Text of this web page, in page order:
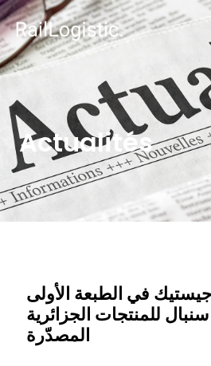
Actualités
في الطبعة الأولى
للمنتجات الجزائرية
المصدّرة